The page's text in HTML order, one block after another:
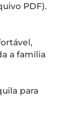
PDF).
a família
para